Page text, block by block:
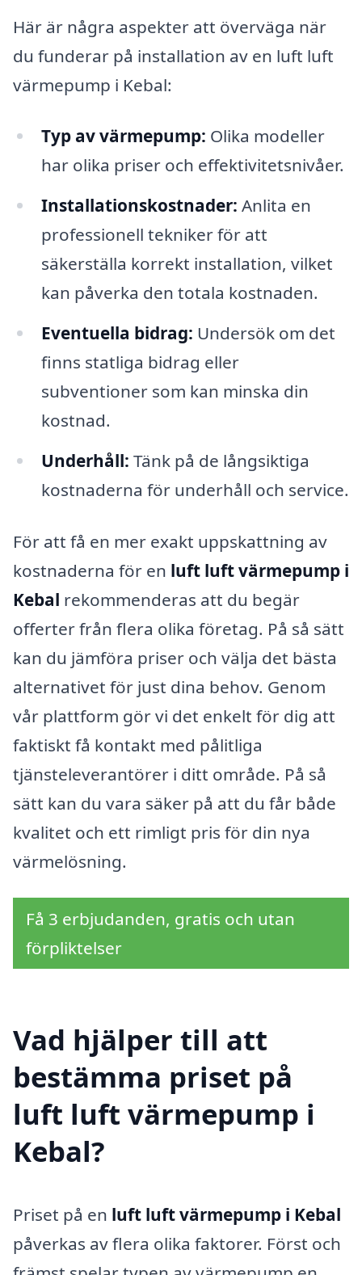
Här är några aspekter att överväga när
du funderar på installation av en luft luft
värmepump i Kebal:
Typ av värmepump: Olika modeller
har olika priser och effektivitetsnivåer.
Installationskostnader: Anlita en
professionell tekniker för att
säkerställa korrekt installation, vilket
kan påverka den totala kostnaden.
Eventuella bidrag: Undersök om det
finns statliga bidrag eller
subventioner som kan minska din
kostnad.
Underhåll: Tänk på de långsiktiga
kostnaderna för underhåll och service.
För att få en mer exakt uppskattning av
kostnaderna för en luft luft värmepump i
Kebal rekommenderas att du begär
offerter från flera olika företag. På så sätt
kan du jämföra priser och välja det bästa
alternativet för just dina behov. Genom
vår plattform gör vi det enkelt för dig att
faktiskt få kontakt med pålitliga
tjänsteleverantörer i ditt område. På så
sätt kan du vara säker på att du får både
kvalitet och ett rimligt pris för din nya
värmelösning.
Få 3 erbjudanden, gratis och utan
förpliktelser
Vad hjälper till att
bestämma priset på
luft luft värmepump i
Kebal?
Priset på en luft luft värmepump i Kebal
påverkas av flera olika faktorer. Först och